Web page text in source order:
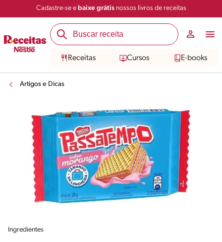
Cadastre-se e baixe grátisnossos livros de receitas
Receitas Cursos E-books
Artigos e Dicas
Ingredientes